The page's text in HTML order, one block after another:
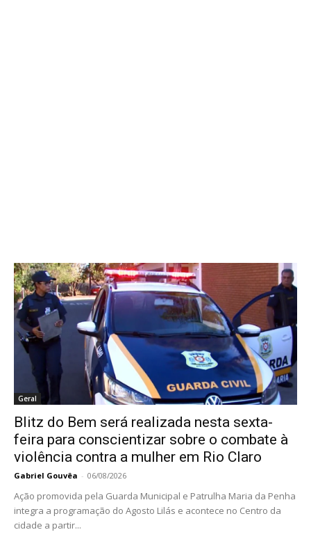
Geral
Blitz do Bem será realizada nesta sexta-
feira para conscientizar sobre o combate à
violência contra a mulher em Rio Claro
Gabriel Gouvêa - 06/08/2026
Ação promovida pela Guarda Municipal e Patrulha Maria da Penha
integra a programação do Agosto Lilás e acontece no Centro da
cidade a partir...